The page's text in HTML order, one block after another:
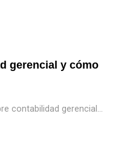
gerencial y cómo
contabilidad gerencial...